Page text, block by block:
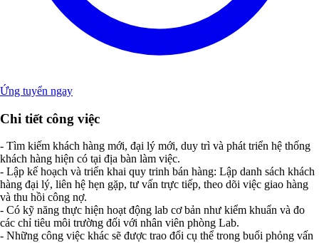
Ứng tuyển ngay
Chi tiết công việc
- Tìm kiếm khách hàng mới, đại lý mới, duy trì và phát triển hệ thống
khách hàng hiện có tại địa bàn làm việc.
- Lập kế hoạch và triển khai quy trinh bán hàng: Lập danh sách khách
hàng đại lý, liên hệ hẹn gặp, tư vấn trực tiếp, theo dõi việc giao hàng
và thu hồi công nợ.
- Có kỹ năng thực hiện hoạt động lab cơ bản như kiểm khuẩn và đo
các chỉ tiêu môi trường đối với nhân viên phòng Lab.
- Những công việc khác sẽ được trao đổi cụ thể trong buổi phỏng vấn